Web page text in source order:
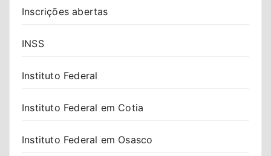
Inscrições abertas
INSS
Instituto Federal
Instituto Federal em Cotia
Instituto Federal em Osasco